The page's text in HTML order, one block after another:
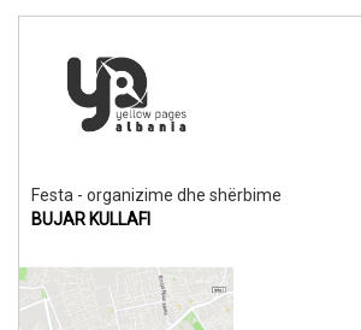
Festa - organizime dhe shërbime
BUJAR KULLAFI